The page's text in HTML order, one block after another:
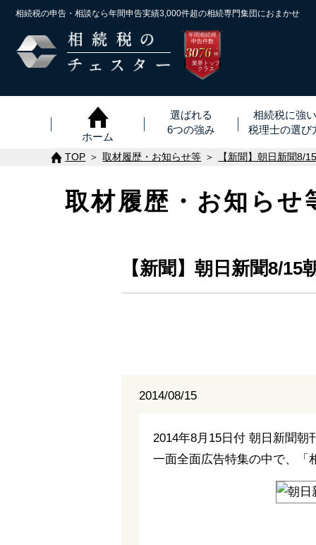
相続税の申告・相談なら年間申告実績3,000件超の相続専門集団におまかせ
年間相続税
申告件数
3076 ※
件
業界トップ
クラス
ホーム
選ばれる
6つの強み
相続税に強
税理士の選び
TOP 取材履歴・お知らせ等 【新聞】朝日新聞8/
取材履歴・お知らせ
【新聞】朝日新聞8/
2014/08/15
2014年8月15日付 朝日新聞
一面全面広告特集の中で、「